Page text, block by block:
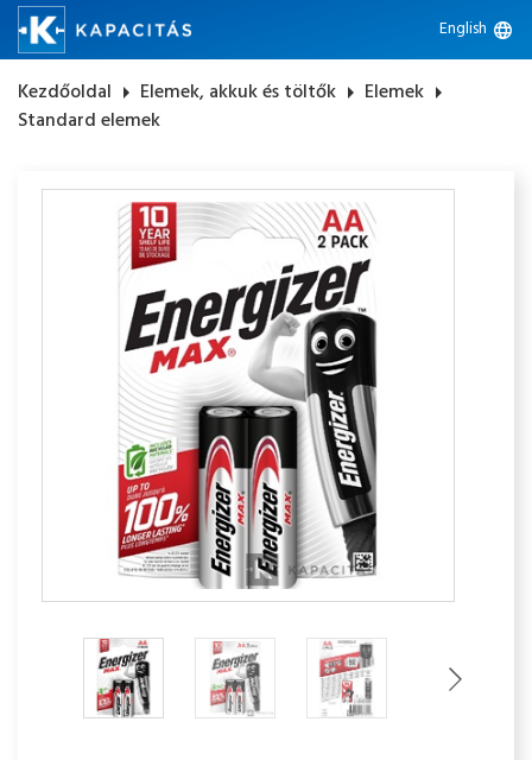
English language
Kezdőoldal arrow_right Elemek, akkuk és töltők arrow_right Elemek arrow_right
Standard elemek